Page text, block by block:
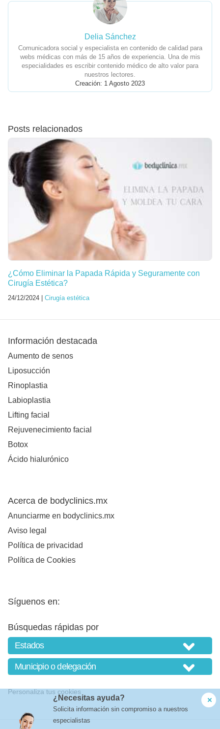
Delia Sánchez
Comunicadora social y especialista en contenido de calidad para
webs médicas con más de 15 años de experiencia. Una de mis
especialidades es escribir contenido médico de alto valor para
nuestros lectores.
Creación: 1 Agosto 2023
Posts relacionados
¿Cómo Eliminar la Papada Rápida y Seguramente con
Cirugía Estética?
24/12/2024 | Cirugía estética
¿Necesitas ayuda?
Solicita información sin compromiso a nuestros
especialistas
Información destacada
Aumento de senos
Liposucción
Rinoplastia
Labioplastia
Lifting facial
Rejuvenecimiento facial
Botox
Ácido hialurónico
Acerca de bodyclinics.mx
Anunciarme en bodyclinics.mx
Aviso legal
Política de privacidad
Política de Cookies
Síguenos en:
Búsquedas rápidas por
Personaliza tus cookies